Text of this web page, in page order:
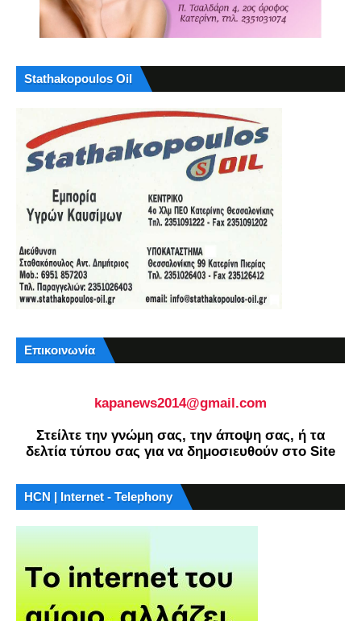
Stathakopoulos Oil
Επικοινωνία
kapanews2014@gmail.com
Στείλτε την γνώμη σας, την άποψη σας, ή τα
δελτία τύπου σας για να δημοσιευθούν στο Site
HCN | Internet - Telephony